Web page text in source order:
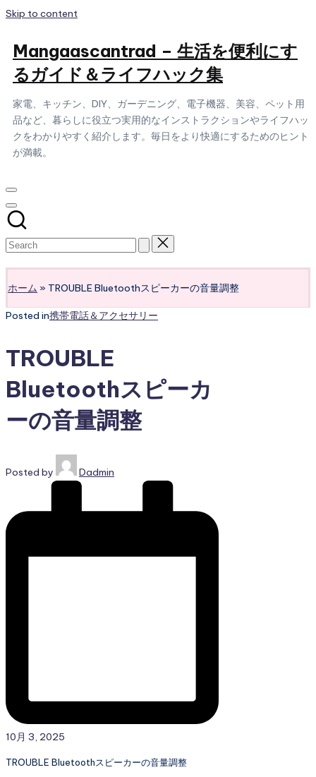
Skip to content
Mangaascantrad – 生活を便利にす
るガイド＆ライフハック集
家電、キッチン、DIY、ガーデニング、電子機器、美容、ペット用
品など、暮らしに役立つ実用的なインストラクションやライフハッ
クをわかりやすく紹介します。毎日をより快適にするためのヒント
が満載。
ホーム » TROUBLE Bluetoothスピーカーの音量調整
Posted in携帯電話＆アクセサリー
TROUBLE
Bluetoothスピーカ
ーの音量調整
Posted by Dadmin
10月 3, 2025
TROUBLE Bluetoothスピーカーの音量調整